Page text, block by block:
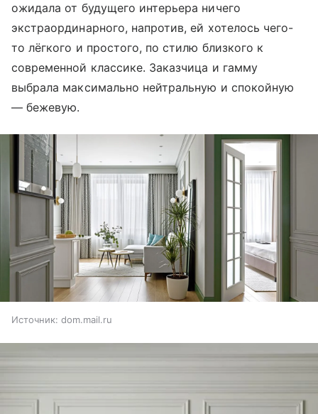
ожидала от будущего интерьера ничего
экстраординарного, напротив, ей хотелось чего-
то лёгкого и простого, по стилю близкого к
современной классике. Заказчица и гамму
выбрала максимально нейтральную и спокойную
— бежевую.
Источник: dom.mail.ru